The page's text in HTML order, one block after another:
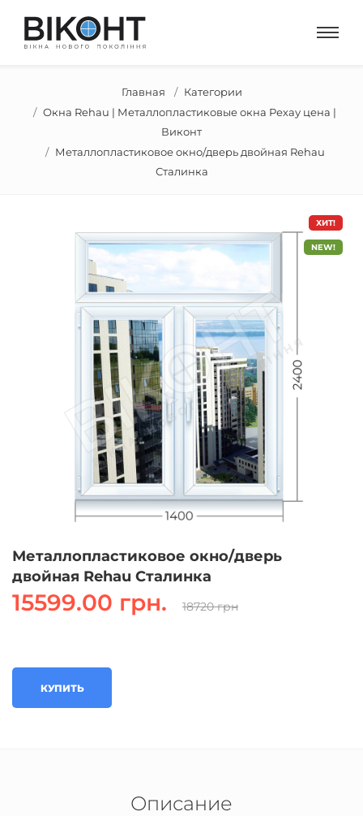
Главная
Категории
Окна Rehau | Металлопластиковые окна Рехау цена |
Виконт
Металлопластиковое окно/дверь двойная Rehau
Сталинка
ХИТ!
NEW!
Металлопластиковое окно/дверь
двойная Rehau Сталинка
15599.00 грн. 18720 грн
КУПИТЬ
Описание